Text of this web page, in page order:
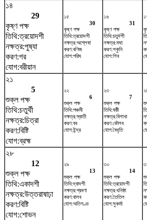
১৪
29
কৃষ্ণ পক্ষ
তিথি:ত্রয়োদশী
নক্ষত্র:পুষ্যা
করণ:গর
যোগ:বরীয়ান
১৫
30
কৃষ্ণ পক্ষ
তিথি:ত্রয়োদশী
নক্ষত্র:অশ্লেষা
করণ:বণিজ
যোগ:পরিঘ
১৬
31
কৃষ্ণ পক্ষ
তিথি:চতুর্দশী
নক্ষত্র:মঘা
করণ:শকুনি
যোগ:শিব
২১
5
শুক্ল পক্ষ
তিথি:চতুর্থী
নক্ষত্র:চিত্রা
করণ:বিষ্টি
যোগ:ব্রহ্ম
২২
6
শুক্ল পক্ষ
তিথি:পঞ্চমী
নক্ষত্র:স্বাতী
করণ:বব
যোগ:ইন্দ্র
২৩
7
শুক্ল পক্ষ
তিথি:ষষ্ঠী
নক্ষত্র:বিশাখা
করণ:কৌলব
যোগ:বৈধৃতি
২৮
12
শুক্ল পক্ষ
তিথি:একাদশী
নক্ষত্র:উত্তরাষাঢ়া
করণ:বিষ্টি
যোগ:শোভন
২৯
13
শুক্ল পক্ষ
তিথি:দ্বাদশী
নক্ষত্র:শ্রবণা
করণ:বালব
যোগ:অতিগণ্ড
৩০
14
শুক্ল পক্ষ
তিথি:ত্রয়োদশী
নক্ষত্র:ধনিষ্ঠা
করণ:তৈতিল
যোগ:সুকর্মা